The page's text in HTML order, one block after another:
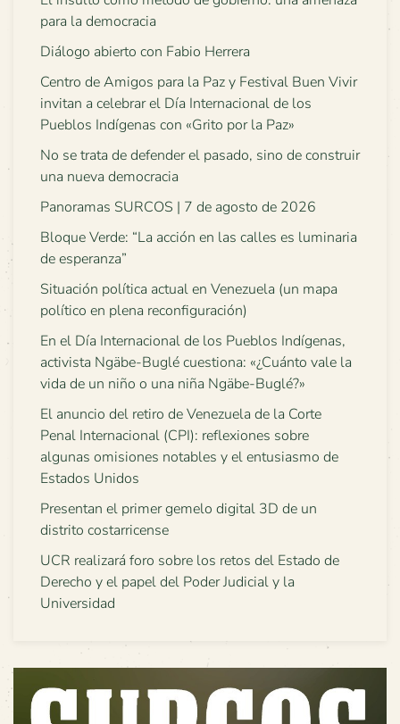
para la democracia
Diálogo abierto con Fabio Herrera
Centro de Amigos para la Paz y Festival Buen Vivir
invitan a celebrar el Día Internacional de los
Pueblos Indígenas con «Grito por la Paz»
No se trata de defender el pasado, sino de construir
una nueva democracia
Panoramas SURCOS | 7 de agosto de 2026
Bloque Verde: “La acción en las calles es luminaria
de esperanza”
Situación política actual en Venezuela (un mapa
político en plena reconfiguración)
En el Día Internacional de los Pueblos Indígenas,
activista Ngäbe-Buglé cuestiona: «¿Cuánto vale la
vida de un niño o una niña Ngäbe-Buglé?»
El anuncio del retiro de Venezuela de la Corte
Penal Internacional (CPI): reflexiones sobre
algunas omisiones notables y el entusiasmo de
Estados Unidos
Presentan el primer gemelo digital 3D de un
distrito costarricense
UCR realizará foro sobre los retos del Estado de
Derecho y el papel del Poder Judicial y la
Universidad